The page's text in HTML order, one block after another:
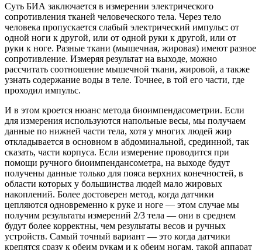
Суть БИА заключается в измерении электрического
сопротивления тканей человеческого тела. Через тело
человека пропускается слабый электрический импульс: от
одной ноги к другой, или от одной руки к другой, или от
руки к ноге. Разные ткани (мышечная, жировая) имеют разное
сопротивление. Измеряя результат на выходе, можно
рассчитать соотношение мышечной ткани, жировой, а также
узнать содержание воды в теле. Точнее, в той его части, где
проходил импульс.
И в этом кроется нюанс метода биоимпендасометрии. Если
для измерения используются напольные весы, мы получаем
данные по нижней части тела, хотя у многих людей жир
откладывается в основном в абдоминальной, срединной, так
сказать, части корпуса. Если измерение проводится при
помощи ручного биоимпендансометра, на выходе будут
получены данные только для пояса верхних конечностей, в
области которых у большинства людей мало жировых
накоплений. Более достоверен метод, когда датчики
цепляются одновременно к руке и ноге — этом случае мы
получим результаты измерений 2/3 тела — они в среднем
будут более корректны, чем результаты весов и ручных
устройств. Самый точный вариант — это когда датчики
крепятся сразу к обеим рукам и к обеим ногам, такой аппарат